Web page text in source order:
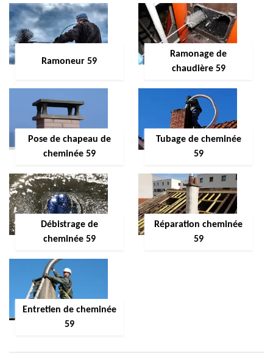
Ramoneur 59
Ramonage de
chaudière 59
Pose de chapeau de
cheminée 59
Tubage de cheminée
59
Débistrage de
cheminée 59
Réparation cheminée
59
Entretien de cheminée
59